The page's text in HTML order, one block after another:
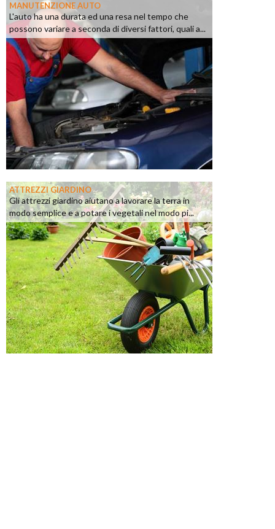
MANUTENZIONE AUTO
L'auto ha una durata ed una resa nel tempo che
possono variare a seconda di diversi fattori, quali a...
ATTREZZI GIARDINO
Gli attrezzi giardino aiutano a lavorare la terra in
modo semplice e a potare i vegetali nel modo pi...